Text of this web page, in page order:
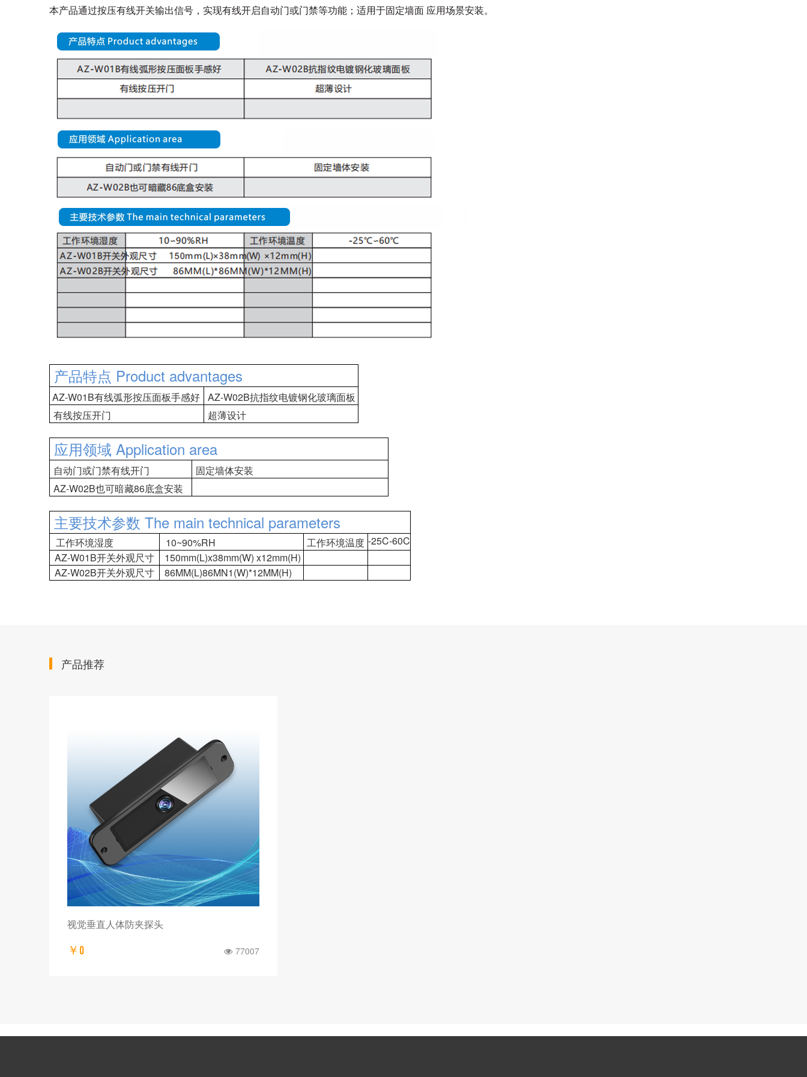
本产品通过按压有线开关输出信号，实现有线开启自动门或门禁等功能；适用于固定墙面 应用场景安装。
产品特点 Product advantages
AZ-W01B有线弧形按压面板手感好 AZ-W02B抗指纹电镀钢化玻璃面板
有线按压开门
超薄设计
应用领域 Application area
自动门或门禁有线开门
固定墙体安装
AZ-W02B也可暗藏86底盒安装
主要技术参数 The main technical parameters
工作环境湿度 10~90%RH 工作环境温度 -25C-60C
AZ-W01B开关外观尺寸
150mm(L)x38mm(W) x12mm(H)
AZ-W02B开关外观尺寸
86MM(L)86MN1(W)*12MM(H)
产品推荐
视觉垂直人体防夹探头
￥0 77007